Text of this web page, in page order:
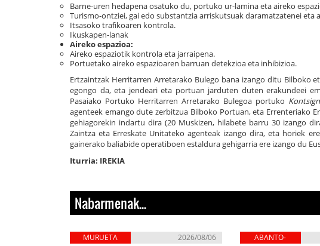
Barne-uren hedapena osatuko du, portuko ur-lamina eta aireko
Turismo-ontziei, gai edo substantzia arriskutsuak daramatzatenei
Itsasoko trafikoaren kontrola.
Ikuskapen-lanak
Aireko espazioa:
Aireko espaziotik kontrola eta jarraipena.
Portuetako aireko espazioaren barruan detekzioa eta inhibizioa.
Ertzaintzak Herritarren Arretarako Bulego bana izango ditu Bilboko
egongo da, eta jendeari eta portuan jarduten duten erakundeei
Pasaiako Portuko Herritarren Arretarako Bulegoa portuko
agenteek emango dute zerbitzua Bilboko Portuan, eta Errenteriako
gehiagorekin indartu dira (20 Muskizen, hilabete barru 30 izango
Zaintza eta Erreskate Unitateko agenteak izango dira, eta horiek
gainerako baliabide operatiboen estaldura gehigarria ere izango du
Iturria: IREKIA
Nabarmenak...
MURUETA 2026/08/06
ABANTO-